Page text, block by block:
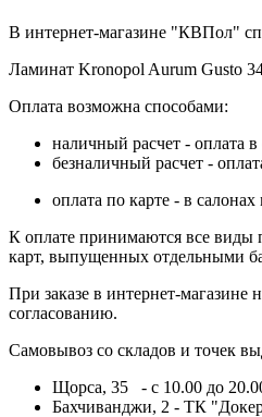
В интернет-магазине "КВПол"
Ламинат Kronopol Aurum Gusto
Оплата возможна способами:
наличный расчет - оплата
безналичный расчет -
оплата по карте - в
К оплате принимаются все виды
карт, выпущенных отдельными
При заказе в интернет-магазине
согласованию.
Самовывоз со складов и точек
Щорса, 35 - с 10.00 до
Бахчиванджи, 2 - ТК